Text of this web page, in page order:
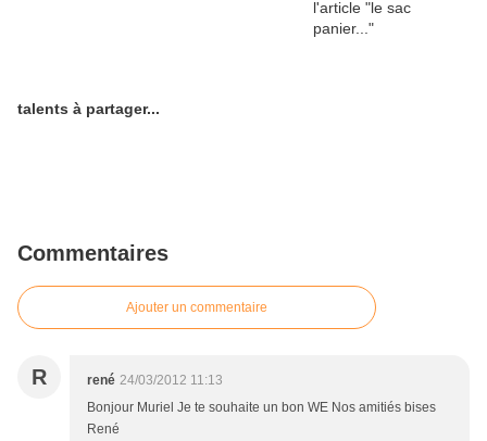
talents à partager...
Commentaires
Ajouter un commentaire
R rené 24/03/2012 11:13
Bonjour Muriel Je te souhaite un bon WE Nos amitiés bises
René